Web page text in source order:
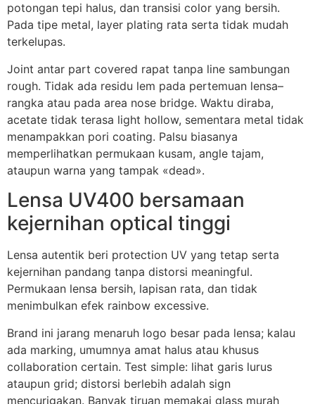
potongan tepi halus, dan transisi color yang bersih.
Pada tipe metal, layer plating rata serta tidak mudah
terkelupas.
Joint antar part covered rapat tanpa line sambungan
rough. Tidak ada residu lem pada pertemuan lensa–
rangka atau pada area nose bridge. Waktu diraba,
acetate tidak terasa light hollow, sementara metal tidak
menampakkan pori coating. Palsu biasanya
memperlihatkan permukaan kusam, angle tajam,
ataupun warna yang tampak «dead».
Lensa UV400 bersamaan
kejernihan optical tinggi
Lensa autentik beri protection UV yang tetap serta
kejernihan pandang tanpa distorsi meaningful.
Permukaan lensa bersih, lapisan rata, dan tidak
menimbulkan efek rainbow excessive.
Brand ini jarang menaruh logo besar pada lensa; kalau
ada marking, umumnya amat halus atau khusus
collaboration certain. Test simple: lihat garis lurus
ataupun grid; distorsi berlebih adalah sign
mencurigakan. Banyak tiruan memakai glass murah